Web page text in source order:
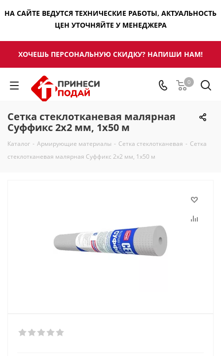
НА САЙТЕ ВЕДУТСЯ ТЕХНИЧЕСКИЕ РАБОТЫ, АКТУАЛЬНОСТЬ
ЦЕН УТОЧНЯЙТЕ У МЕНЕДЖЕРА
ХОЧЕШЬ ПЕРСОНАЛЬНУЮ СКИДКУ? НАПИШИ НАМ!
0
Сетка стеклотканевая малярная
Суффикс 2х2 мм, 1х50 м
Каталог - Армирующие материалы - Сетка стеклотканевая - Сетка
стеклотканевая малярная Суффикс 2х2 мм, 1х50 м